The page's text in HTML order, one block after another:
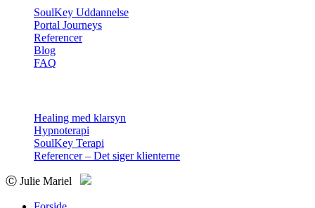
SoulKey Uddannelse
Portal Journeys
Referencer
Blog
FAQ
Healing med klarsyn
Hypnoterapi
SoulKey Terapi
Referencer – Det siger klienterne
Ⓒ Julie Mariel